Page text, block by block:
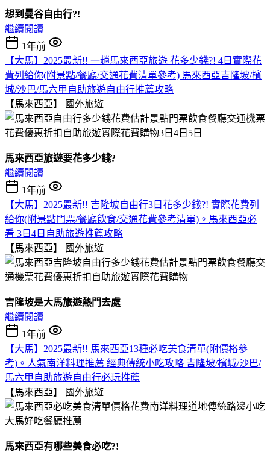
想到曼谷自由行?!
繼續閱讀
1年前
【大馬】2025最新!! 一趟馬來西亞旅遊 花多少錢?! 4日實際花
費列給你(附景點/餐廳/交通花費清單參考) 馬來西亞吉隆坡/檳
城/沙巴/馬六甲自助旅遊自由行推薦攻略
【馬來西亞】
國外旅遊
馬來西亞旅遊要花多少錢?
繼續閱讀
1年前
【大馬】2025最新!! 吉隆坡自由行3日花多少錢?! 實際花費列
給你(附景點門票/餐廳飲食/交通花費參考清單)。馬來西亞必
看 3日4日自助旅遊推薦攻略
【馬來西亞】
國外旅遊
吉隆坡是大馬旅遊熱門去處
繼續閱讀
1年前
【大馬】2025最新!! 馬來西亞13種必吃美食清單(附價格參
考)。人氣南洋料理推薦 經典傳統小吃攻略 吉隆坡/檳城/沙巴/
馬六甲自助旅遊自由行必玩推薦
【馬來西亞】
國外旅遊
馬來西亞有哪些美食必吃?!